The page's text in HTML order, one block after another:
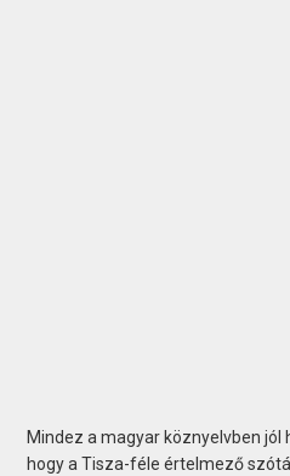
Mindez a magyar köznyelvben jól
hogy a Tisza-féle értelmező